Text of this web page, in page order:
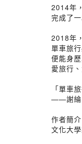
2014年
完成了
2018年
單車旅
便能身
愛旅行
「單車
——謝綸
作者簡
文化大